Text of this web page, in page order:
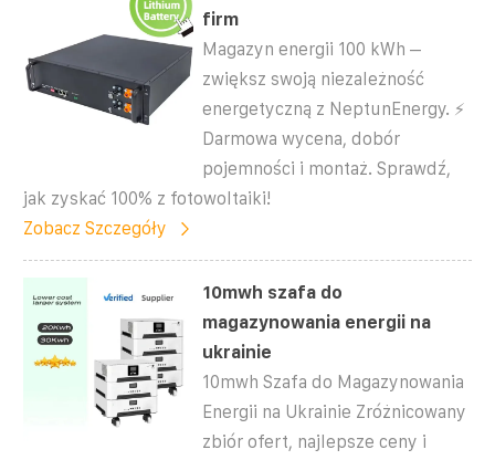
firm
Magazyn energii 100 kWh –
zwiększ swoją niezależność
energetyczną z NeptunEnergy. ⚡
Darmowa wycena, dobór
pojemności i montaż. Sprawdź,
jak zyskać 100% z fotowoltaiki!
Zobacz Szczegóły
10mwh szafa do
magazynowania energii na
ukrainie
10mwh Szafa do Magazynowania
Energii na Ukrainie Zróżnicowany
zbiór ofert, najlepsze ceny i